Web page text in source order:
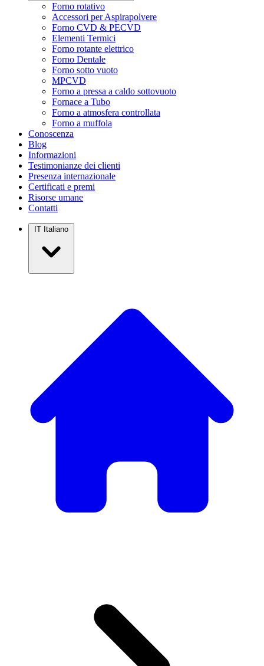
Forno rotativo
Accessori per Aspirapolvere
Forno CVD & PECVD
Elementi Termici
Forno rotante elettrico
Forno Dentale
Forno sotto vuoto
MPCVD
Forno a pressa a caldo sottovuoto
Fornace a Tubo
Forno a atmosfera controllata
Forno a muffola
Conoscenza
Blog
Informazioni
Testimonianze dei clienti
Presenza internazionale
Certificati e premi
Risorse umane
Contatti
IT Italiano